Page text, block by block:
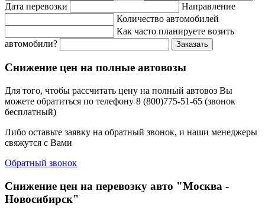
Дата перевозки
Направление
Количество автомобилей
Как часто планируете возить
автомобили?
Заказать
Снижение цен на полные автовозы
Для того, чтобы рассчитать цену на полный автовоз Вы
можете обратиться по телефону 8 (800)775-51-65 (звонок
бесплатный)
Либо оставьте заявку на обратный звонок, и наши менеджеры
свяжутся с Вами
Обратный звонок
Снижение цен на перевозку авто "Москва -
Новосибирск"